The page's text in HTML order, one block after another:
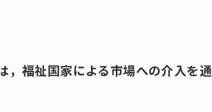
福祉国家による市場への介入を